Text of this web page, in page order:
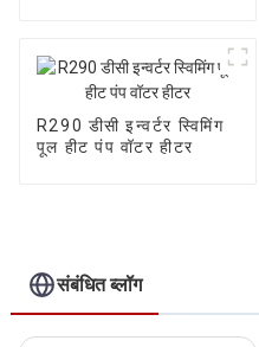
R290 डीसी इन्वर्टर स्विमिंग
पूल हीट पंप वॉटर हीटर
संबंधित ब्लॉग